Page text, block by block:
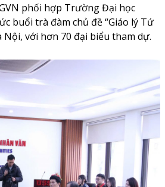
phối hợp Trường Đại học
buổi trà đàm chủ đề “Giáo lý Tứ
Nội, với hơn 70 đại biểu tham dự.